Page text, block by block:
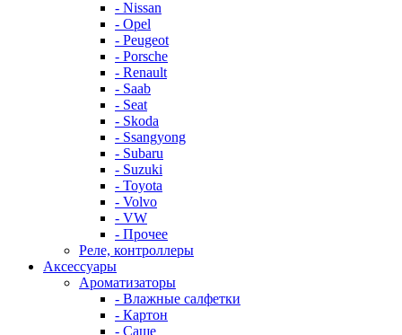
- Nissan
- Opel
- Peugeot
- Porsche
- Renault
- Saab
- Seat
- Skoda
- Ssangyong
- Subaru
- Suzuki
- Toyota
- Volvo
- VW
- Прочее
Реле, контроллеры
Аксессуары
Ароматизаторы
- Влажные салфетки
- Картон
- Саше